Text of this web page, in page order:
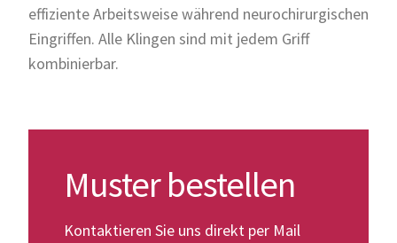
effiziente Arbeitsweise während neurochirurgischen
Eingriffen. Alle Klingen sind mit jedem Griff
kombinierbar.
Muster bestellen
Kontaktieren Sie uns direkt per Mail